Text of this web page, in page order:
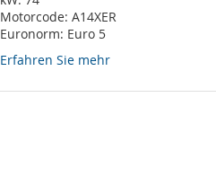
Motorcode:A14XER
Euronorm: Euro 5
Erfahren Sie mehr